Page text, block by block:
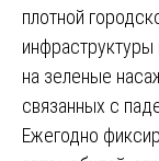
плотной
инфраструктуры
на зеленые
связанных с
Ежегодно